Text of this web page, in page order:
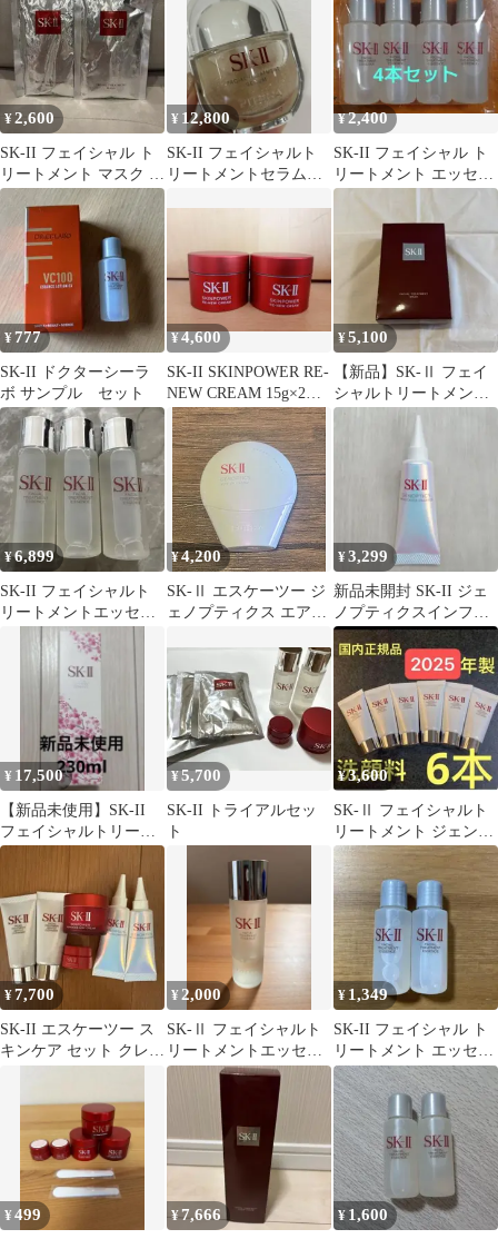
¥2,600
SK-II フェイシャル ト
リートメント マスク 2
枚
¥ 12,800
SK-II フェイシャルト
リートメントセラム
¥2,400
SK-II フェイシャル ト
リートメント エッセン
ス 10ml 4本セット
¥777
SK-II ドクターシーラ
ボ サンプル セット
¥4,600
SK-II SKINPOWER RE-
NEW CREAM 15g×2個
セット
¥5,100
【新品】SK-Ⅱ フェイ
シャルトリートメント
マスク
¥6,899
SK-II フェイシャルト
リートメントエッセン
ス 30ml 3本
¥4,200
SK-Ⅱ エスケーツー ジ
ェノプティクス エアリ
¥3,299
新品未開封 SK-II ジェ
ノプティクスインフィ
ニットオーラエッセン
ス10ml
¥ 17,500
【新品未使用】SK-II
フェイシャルトリート
メントエッセンス
¥5,700
SK-II トライアルセッ
ト
¥3,600
SK-Ⅱ フェイシャルト
リートメント ジェント
ルクレンザー 20g×6本
¥7,700
SK-II エスケーツー ス
キンケア セット クレン
¥2,000
SK-Ⅱ フェイシャルト
リートメントエッセン
ス
¥ 1,349
SK-II フェイシャル ト
リートメント エッセン
ス10ml×2本
¥499 ¥7,666 ¥ 1,600